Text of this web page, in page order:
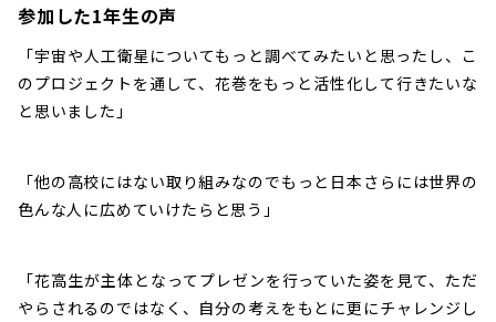
参加した1年生の声
「宇宙や人工衛星についてもっと調べてみたいと思ったし、こ
のプロジェクトを通して、花巻をもっと活性化して行きたいな
と思いました」
「他の高校にはない取り組みなのでもっと日本さらには世界の
色んな人に広めていけたらと思う」
「花高生が主体となってプレゼンを行っていた姿を見て、ただ
やらされるのではなく、自分の考えをもとに更にチャレンジし